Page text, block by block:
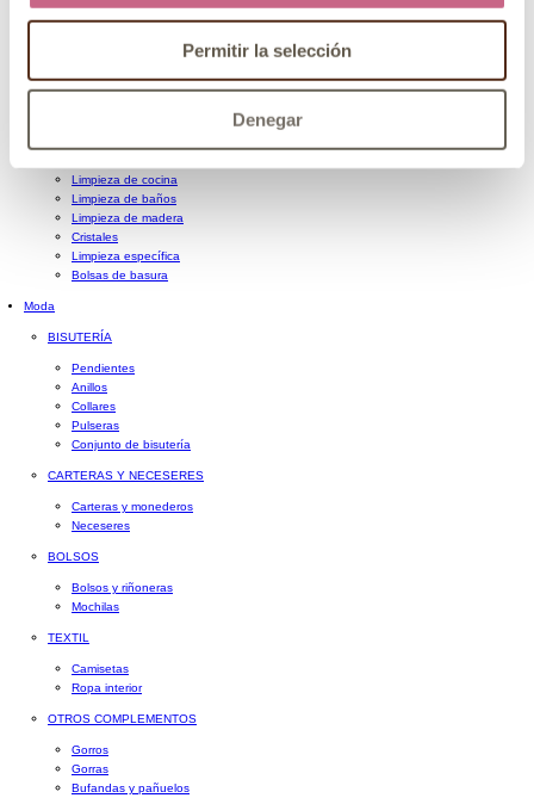
Permitir la selección
Denegar
Papel higiénico húmedo
Lavavajillas
Guantes, bayetas y estropajos
Limpieza de cocina
Limpieza de baños
Limpieza de madera
Cristales
Limpieza específica
Bolsas de basura
Moda
BISUTERÍA
Pendientes
Anillos
Collares
Pulseras
Conjunto de bisutería
CARTERAS Y NECESERES
Carteras y monederos
Neceseres
BOLSOS
Bolsos y riñoneras
Mochilas
TEXTIL
Camisetas
Ropa interior
OTROS COMPLEMENTOS
Gorros
Gorras
Bufandas y pañuelos